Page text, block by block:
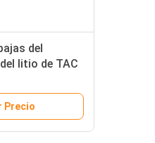
del
litio de TAC
Precio